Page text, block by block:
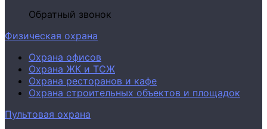
Обратный звонок
Физическая охрана
Охрана офисов
Охрана ЖК и ТСЖ
Охрана ресторанов и кафе
Охрана строительных объектов и площадок
Пультовая охрана